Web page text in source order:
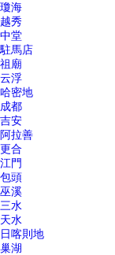
瓊海
越秀
中堂
駐馬店
祖廟
云浮
哈密地
成都
吉安
阿拉善
更合
江門
包頭
巫溪
三水
天水
日喀則地
巢湖